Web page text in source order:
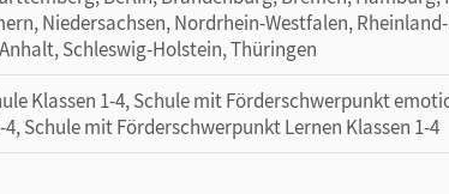
Niedersachsen, Nordrhein-Westfalen,
Schleswig-Holstein, Thüringen
Klassen 1-4, Schule mit Förderschwerpunkt
4, Schule mit Förderschwerpunkt Lernen Klassen 1-4